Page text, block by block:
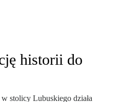
historii do
stolicy Lubuskiego działa